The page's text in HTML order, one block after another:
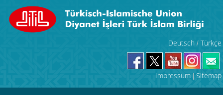
Deutsch / Türkçe
Impressum| Sitemap